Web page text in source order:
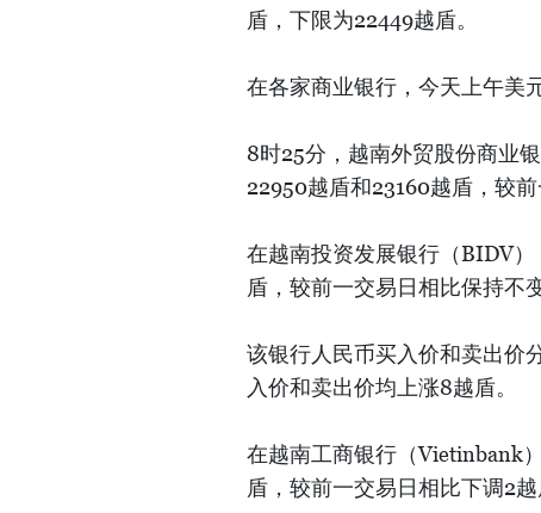
盾，下限为22449越盾。
在各家商业银行，今天上午美
8时25分，越南外贸股份商业
22950越盾和23160越盾，较前
在越南投资发展银行（BIDV
盾，较前一交易日相比保持不变
该银行人民币买入价和卖出价
入价和卖出价均上涨8越盾。
在越南工商银行（Vietinbank
盾，较前一交易日相比下调2越